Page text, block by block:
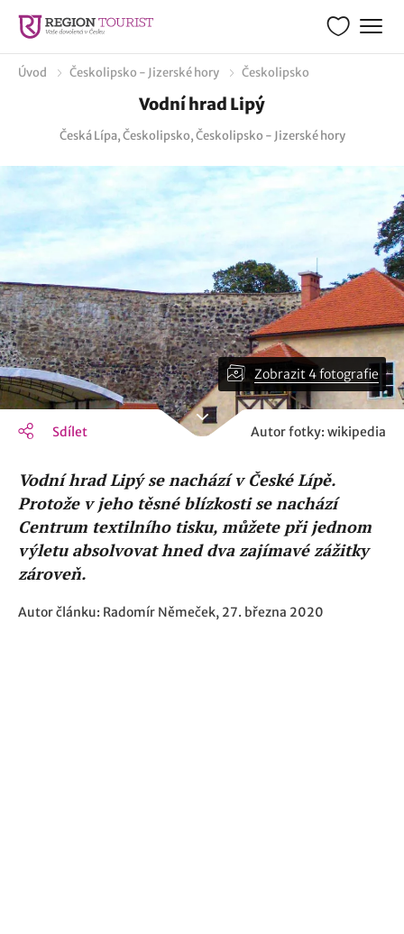
Úvod Českolipsko - Jizerské hory Českolipsko
Vodní hrad Lipý
Česká Lípa, Českolipsko, Českolipsko - Jizerské hory
Zobrazit 4 fotografie
Sdílet Autor fotky: wikipedia
Vodní hrad Lipý se nachází v České Lípě.
Protože v jeho těsné blízkosti se nachází
Centrum textilního tisku, můžete při jednom
výletu absolvovat hned dva zajímavé zážitky
zároveň.
Autor článku: Radomír Němeček, 27. března 2020